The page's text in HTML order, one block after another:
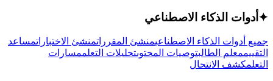
✦ أدوات الذكاء الاصطناعي
جميع أدوات الذكاء الاصطناعيمنشئ المقرراتمنشئ الاختباراتمساعد
التقييممعلم الطالبتوصيات المحتوىتحليلات التعلممسارات
التعلمكشف الانتحال